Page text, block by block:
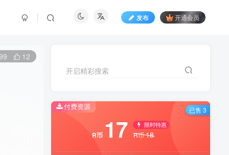
发布 开通会员
12
开启精彩搜索
付费资源
R币 17 限时特惠
R币18
已售 3
开启精彩搜索
付费资源
R币 17 限时特惠
R币18
已售 3